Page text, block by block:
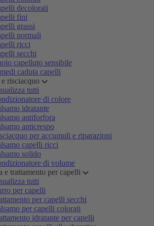
decolorati
fini
grassi
normali
ricci
secchi
capelluto sensibile
caduta capelli
risciacquo
tutti
di colore
idratante
antiforfora
anticrespo
per accumuli e riparazioni
capelli ricci
solido
di volume
e trattamento per capelli
tutti
per capelli
per capelli secchi
per capelli colorati
idratante per capelli